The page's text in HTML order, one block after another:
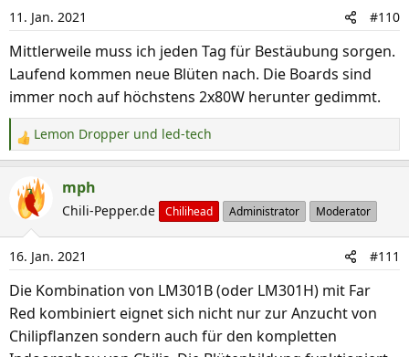
i
o
n
n
:
11. Jan. 2021 #110
Mittlerweile muss ich jeden Tag für Bestäubung sorgen.
Laufend kommen neue Blüten nach. Die Boards sind
immer noch auf höchstens 2x80W herunter gedimmt.
R
e
a
k
i
o
n
n
:
Lemon Dropper und led-tech
mph
Chili-Pepper.de Chilihead Administrator Moderator
16. Jan. 2021 #111
Die Kombination von LM301B (oder LM301H) mit Far
Red kombiniert eignet sich nicht nur zur Anzucht von
Chilipflanzen sondern auch für den kompletten